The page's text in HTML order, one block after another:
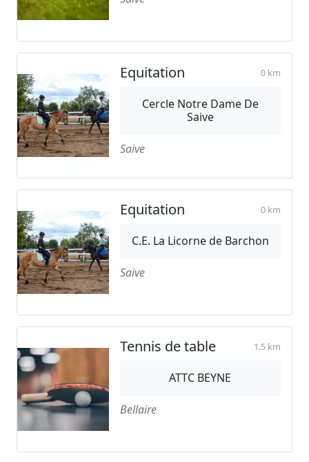
Equitation 0 km
Cercle Notre Dame De
Saive
Saive
Equitation 0 km
C.E. La Licorne de Barchon
Saive
Tennis de table 1.5 km
ATTC BEYNE
Bellaire